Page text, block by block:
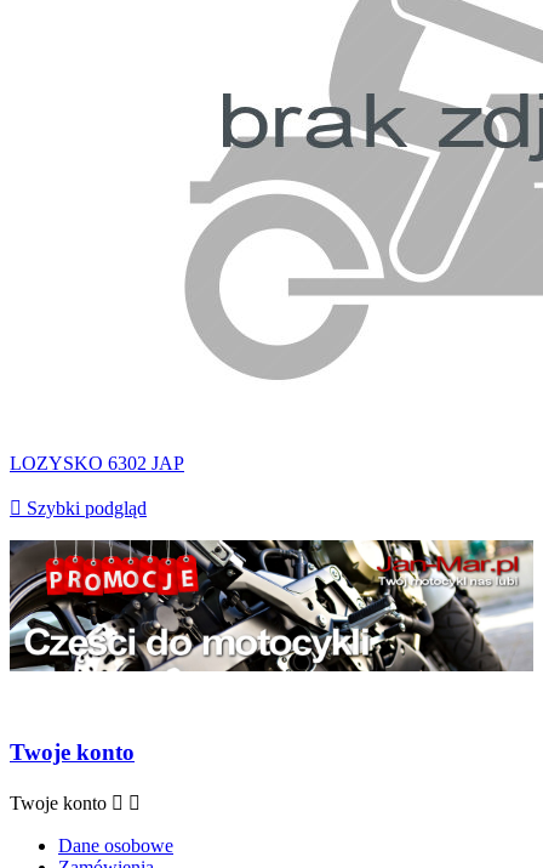
LOZYSKO 6302 JAP
 Szybki podgląd
Twoje konto
Twoje konto  
Dane osobowe